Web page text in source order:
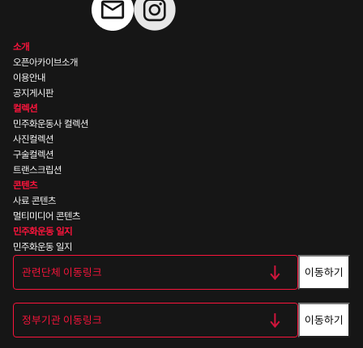
소개
오픈아카이브소개
이용안내
공지게시판
컬렉션
민주화운동사 컬렉션
사진컬렉션
구술컬렉션
트랜스크립션
콘텐츠
사료 콘텐츠
멀티미디어 콘텐츠
민주화운동 일지
민주화운동 일지
이동하기
이동하기